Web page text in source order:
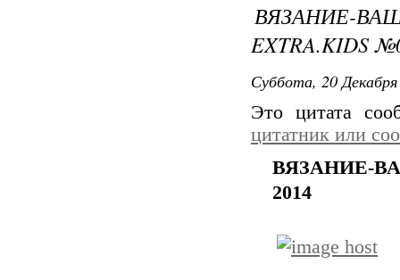
ВЯЗАНИЕ-
EXTRA.KIDS
Суббота, 20
Это цитата
цитатник или
ВЯЗАНИЕ-
2014